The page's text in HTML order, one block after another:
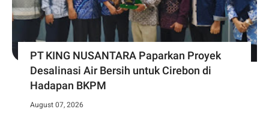
PT KING NUSANTARA Paparkan Proyek
Desalinasi Air Bersih untuk Cirebon di
Hadapan BKPM
August 07, 2026